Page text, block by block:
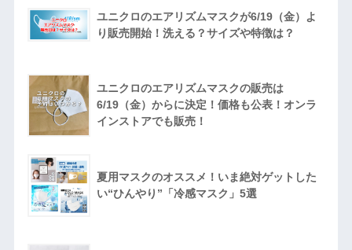
ユニクロのエアリズムマスクが6/19（金）よ
り販売開始！洗える？サイズや特徴は？
ユニクロのエアリズムマスクの販売は
6/19（金）からに決定！価格も公表！オンラ
インストアでも販売！
夏用マスクのオススメ！いま絶対ゲットした
い“ひんやり”「冷感マスク」5選